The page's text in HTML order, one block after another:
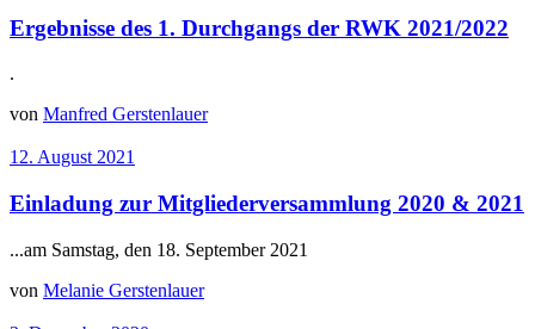
Ergebnisse des 1. Durchgangs der RWK 2021/2022
.
von Manfred Gerstenlauer
12. August 2021
Einladung zur Mitgliederversammlung 2020 & 2021
...am Samstag, den 18. September 2021
von Melanie Gerstenlauer